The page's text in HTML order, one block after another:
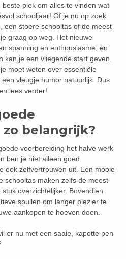
plek om alles te vinden wat
schooljaar! Of je nu op zoek
een stoere schooltas of de meest
graag op weg. Het nieuwe
spanning en enthousiasme, en
kan je een vliegende start geven.
moet weten over essentiële
vleugje humor natuurlijk. Dus
lees verder!
belangrijk?
voorbereiding het halve werk
ben je niet alleen goed
ook zelfvertrouwen uit. Een mooie
schooltas maken zelfs de meest
overzichtelijker. Bovendien
spullen om langer plezier te
aankopen te hoeven doen.
er nu met een saaie, kapotte pen